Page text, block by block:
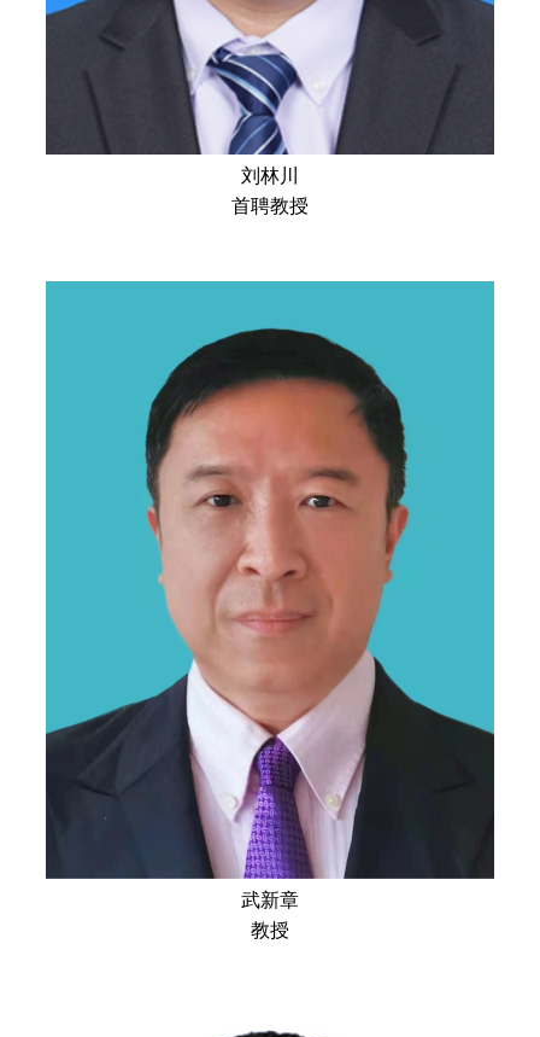
刘林川
首聘教授
武新章
教授